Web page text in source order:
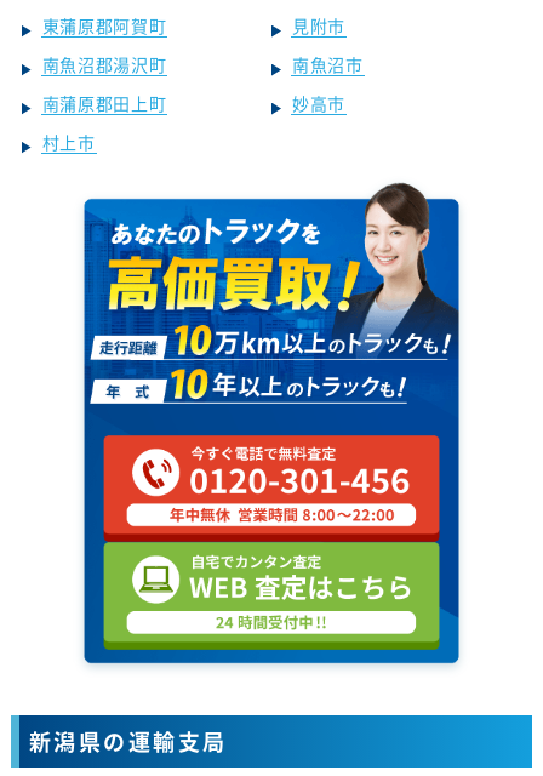
東蒲原郡阿賀町
見附市
南魚沼郡湯沢町
南魚沼市
南蒲原郡田上町
妙高市
村上市
新潟県の運輸支局